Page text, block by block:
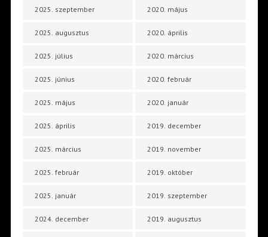
2025. szeptember
2025. augusztus
2025. július
2025. június
2025. május
2025. április
2025. március
2025. február
2025. január
2024. december
2020. május
2020. április
2020. március
2020. február
2020. január
2019. december
2019. november
2019. október
2019. szeptember
2019. augusztus